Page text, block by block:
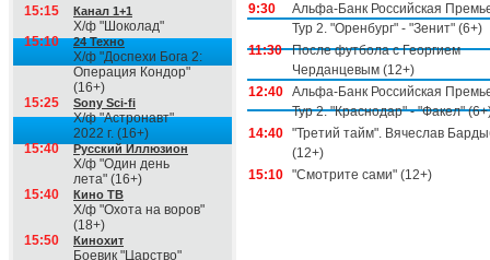
15:15 Канал 1+1
Х/ф "Шоколад"
15:10
24 Техно
Х/ф "Доспехи Бога 2:
Операция Кондор"
(16+)
15:25
Sony Sci-fi
Х/ф "Астронавт"
2022 г. (16+)
15:40
Русский Иллюзион
Х/ф "Один день
лета" (16+)
15:40
Кино ТВ
Х/ф "Охота на воров"
(18+)
15:50
Кинохит
Боевик "Царство"
9:30
Альфа-Банк Российская
Тур 2. "Оренбург" - "Зенит" (6+)
11:30
После футбола с Георгием
Черданцевым (12+)
12:40 Альфа-Банк Российская
Тур 2. "Краснодар" - "Факел"
14:40 "Третий тайм". Вячеслав
(12+)
15:10 "Смотрите сами" (12+)